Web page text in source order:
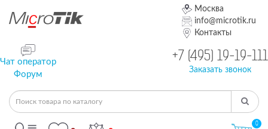
Москва
info@microtik.ru
Контакты
Чат оператор
Форум
+7 (495) 19-19-111
Заказать звонок
0